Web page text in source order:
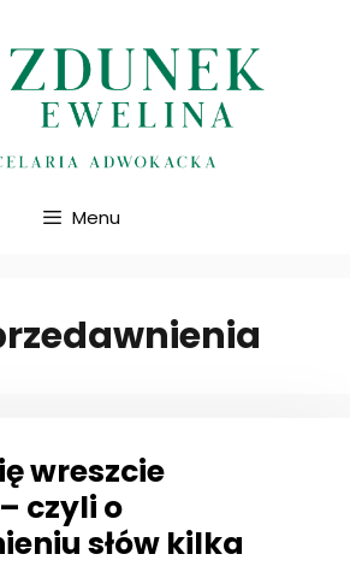
Menu
wreszcie
czyli o
słów kilka